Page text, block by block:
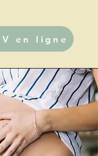
en ligne